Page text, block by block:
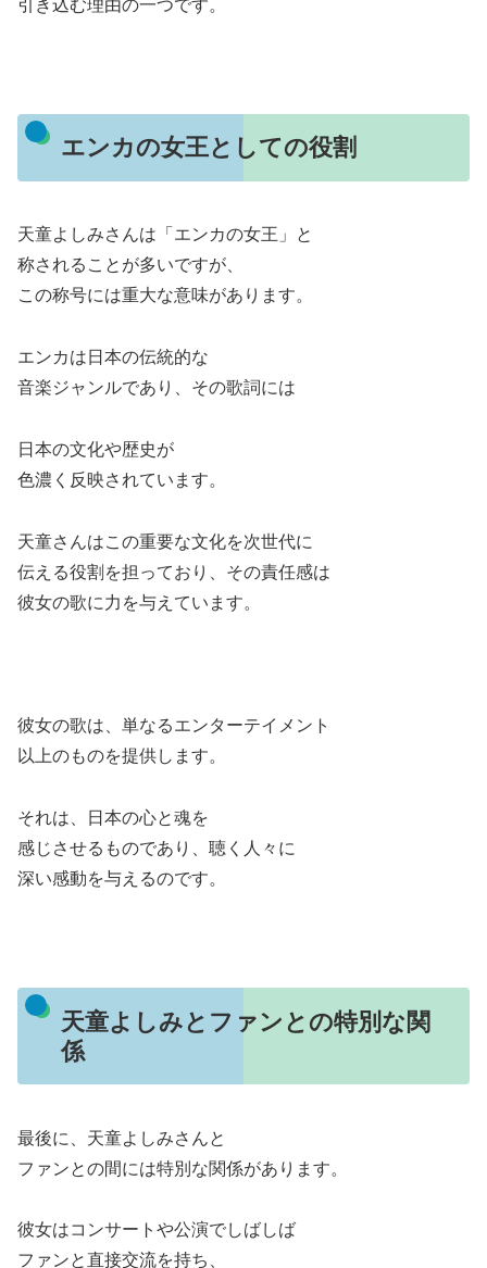
引き込む理由の一つです。
エンカの女王としての役割
天童よしみさんは「エンカの女王」と
称されることが多いですが、
この称号には重大な意味があります。
エンカは日本の伝統的な
音楽ジャンルであり、その歌詞には
日本の文化や歴史が
色濃く反映されています。
天童さんはこの重要な文化を次世代に
伝える役割を担っており、その責任感は
彼女の歌に力を与えています。
彼女の歌は、単なるエンターテイメント
以上のものを提供します。
それは、日本の心と魂を
感じさせるものであり、聴く人々に
深い感動を与えるのです。
天童よしみとファンとの特別な関
係
最後に、天童よしみさんと
ファンとの間には特別な関係があります。
彼女はコンサートや公演でしばしば
ファンと直接交流を持ち、